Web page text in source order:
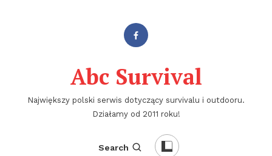
Abc Survival
Największy polski serwis dotyczący survivalu i outdooru.
Działamy od 2011 roku!
Search